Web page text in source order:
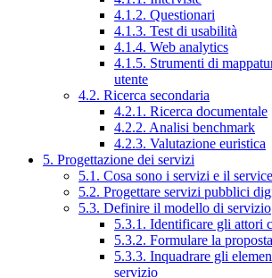
4.1.2. Questionari
4.1.3. Test di usabilità
4.1.4. Web analytics
4.1.5. Strumenti di
utente
4.2. Ricerca secondaria
4.2.1. Ricerca documentale
4.2.2. Analisi benchmark
4.2.3. Valutazione euristica
5. Progettazione dei servizi
5.1. Cosa sono i servizi e il
5.2. Progettare servizi pubblici
5.3. Definire il modello di servizio
5.3.1. Identificare gli attori
5.3.2. Formulare la
5.3.3. Inquadrare gli
servizio